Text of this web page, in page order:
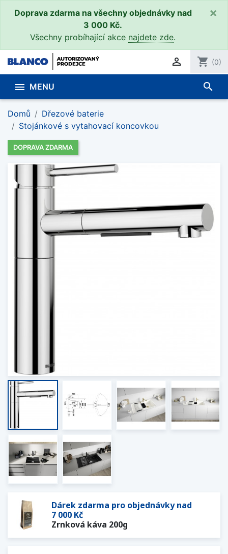
Doprava zdarma na všechny objednávky nad
3 000 Kč.
Všechny probíhající akce najdete zde.
×
 shopping_cart (0)
 MENU search
Domů
Dřezové baterie
Stojánkové s vytahovací koncovkou
DOPRAVA ZDARMA
Dárek zdarma pro objednávky nad
7 000 Kč
Zrnková káva 200g